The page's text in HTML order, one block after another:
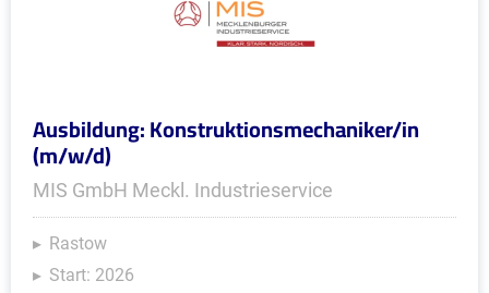
Ausbildung: Konstruktionsmechaniker/in
(m/w/d)
MIS GmbH Meckl. Industrieservice
Rastow
Start: 2026